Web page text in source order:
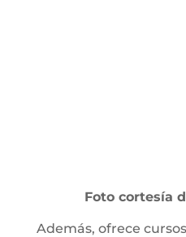
Foto cortesía
Además, ofrece